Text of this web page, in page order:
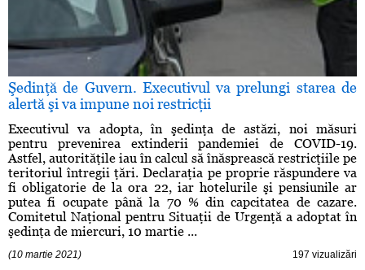
Şedinţă de Guvern. Executivul va prelungi starea de
alertă şi va impune noi restricţii
Executivul va adopta, în şedinţa de astăzi, noi măsuri
pentru prevenirea extinderii pandemiei de COVID-19.
Astfel, autorităţile iau în calcul să înăsprească restricţiile pe
teritoriul întregii ţări. Declaraţia pe proprie răspundere va
fi obligatorie de la ora 22, iar hotelurile şi pensiunile ar
putea fi ocupate până la 70 % din capcitatea de cazare.
Comitetul Naţional pentru Situaţii de Urgenţă a adoptat în
şedinţa de miercuri, 10 martie ...
(10 martie 2021) 197 vizualizări